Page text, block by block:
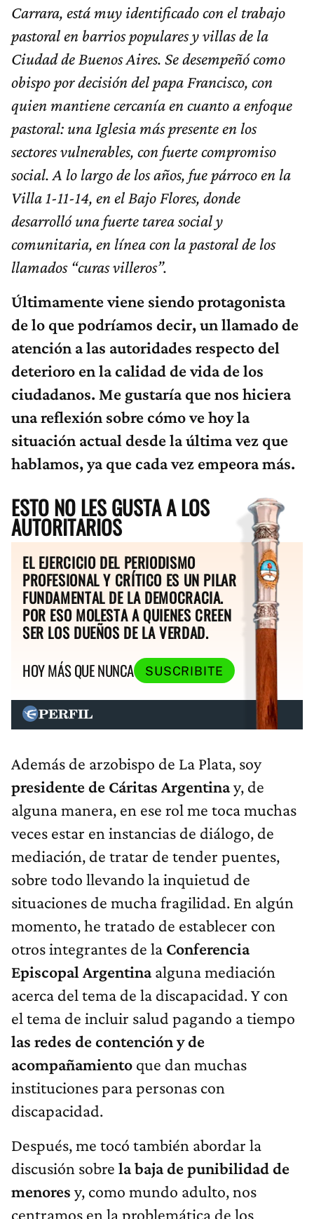
Carrara, está muy identificado con el trabajo
pastoral en barrios populares y villas de la
Ciudad de Buenos Aires. Se desempeñó como
obispo por decisión del papa Francisco, con
quien mantiene cercanía en cuanto a enfoque
pastoral: una Iglesia más presente en los
sectores vulnerables, con fuerte compromiso
social. A lo largo de los años, fue párroco en la
Villa 1-11-14, en el Bajo Flores, donde
desarrolló una fuerte tarea social y
comunitaria, en línea con la pastoral de los
llamados “curas villeros”.
Últimamente viene siendo protagonista
de lo que podríamos decir, un llamado de
atención a las autoridades respecto del
deterioro en la calidad de vida de los
ciudadanos. Me gustaría que nos hiciera
una reflexión sobre cómo ve hoy la
situación actual desde la última vez que
hablamos, ya que cada vez empeora más.
ESTO NO LES GUSTA A LOS
AUTORITARIOS
EL EJERCICIO DEL PERIODISMO
PROFESIONAL Y CRÍTICO ES UN PILAR
FUNDAMENTAL DE LA DEMOCRACIA.
POR ESO MOLESTA A QUIENES CREEN
SER LOS DUEÑOS DE LA VERDAD.
HOY MÁS QUE NUNCA
SUSCRIBITE
Además de arzobispo de La Plata, soy
presidente de Cáritas Argentinay, de
alguna manera, en ese rol me toca muchas
veces estar en instancias de diálogo, de
mediación, de tratar de tender puentes,
sobre todo llevando la inquietud de
situaciones de mucha fragilidad. En algún
momento, he tratado de establecer con
otros integrantes de la Conferencia
Episcopal Argentinaalguna mediación
acerca del tema de la discapacidad. Y con
el tema de incluir salud pagando a tiempo
las redes de contención y de
acompañamiento que dan muchas
instituciones para personas con
discapacidad.
Después, me tocó también abordar la
discusión sobre la baja de punibilidad de
menores y, como mundo adulto, nos
centramos en la problemática de los